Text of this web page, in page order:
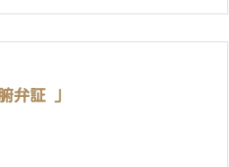
弁証 」